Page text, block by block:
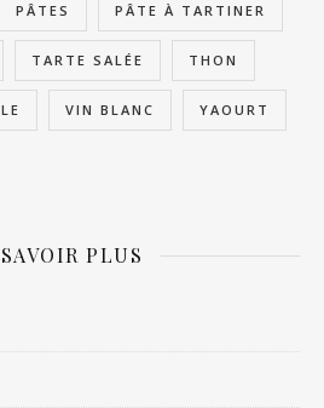
PÂTES PÂTE À TARTINER
TARTE SALÉE THON
VIN BLANC YAOURT
PLUS